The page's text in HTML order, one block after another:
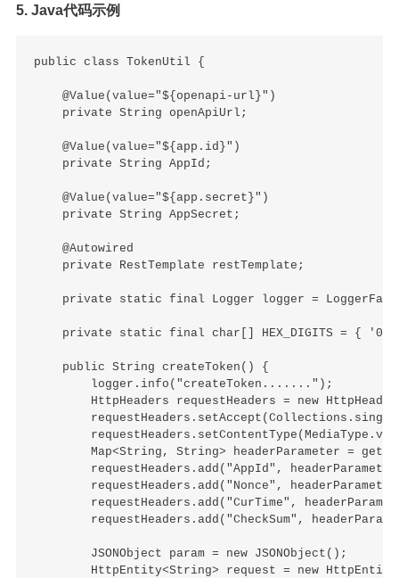
5. Java代码示例
public class TokenUtil {
    @Value(value="${openapi-url}")
    private String openApiUrl;
    @Value(value="${app.id}")
    private String AppId;
    @Value(value="${app.secret}")
    private String AppSecret;
    @Autowired
    private RestTemplate restTemplate;
private static final Logger logger =
private static final char[] HEX_DIGITS = {
    public String createToken() {
        logger.info("createToken.......");
HttpHeaders requestHeaders = new
Map<String, String> headerParameter =
requestHeaders.add("AppId",
requestHeaders.add("Nonce",
requestHeaders.add("CurTime",
requestHeaders.add("CheckSum",
        JSONObject param = new JSONObject();
HttpEntity<String> request = new